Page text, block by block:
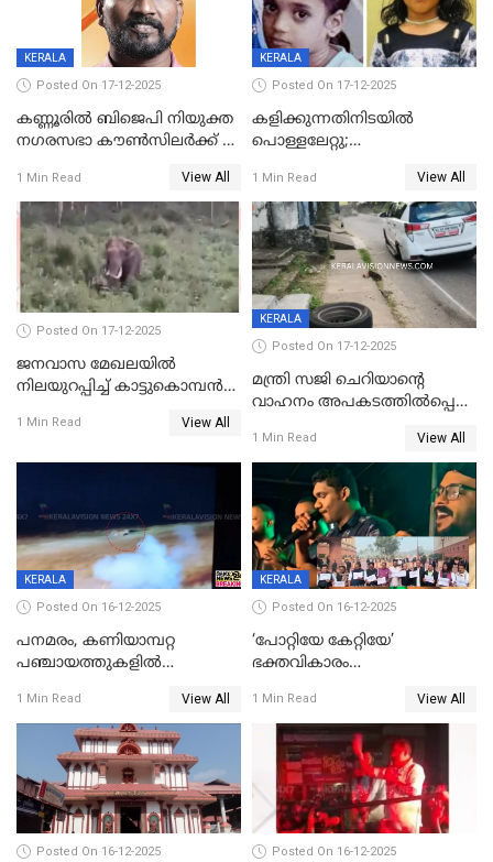
KERALA
Posted On 17-12-2025
കണ്ണൂരിൽ ബിജെപി നിയുക്ത
നഗരസഭാ കൗൺസിലർക്ക് 36
1 Min Read View All
KERALA
Posted On 17-12-2025
കളിക്കുന്നതിനിടയിൽ
പൊള്ളലേറ്റു;
ക്ലാസ് വിദ്യാർത്ഥിനി മരിച്ചു
1 Min Read View All
Posted On 17-12-2025
ജനവാസ മേഖലയില്‍
നിലയുറപ്പിച്ച് കാട്ടുകൊമ്പന്‍
1 Min Read View All
KERALA
Posted On 17-12-2025
മന്ത്രി സജി ചെറിയാന്റെ
വാഹനം അപകടത്തിൽപ്പെട്ടു;
രക്ഷപ്പെട്ടത് തലനാരിടയ്ക്ക്
1 Min Read View All
KERALA
Posted On 16-12-2025
പനമരം, കണിയാമ്പറ്റ
പഞ്ചായത്തുകളിൽ
സ്ഥാപനങ്ങൾക്ക് അവധി
1 Min Read View All
KERALA
Posted On 16-12-2025
‘പോറ്റിയേ കേറ്റിയേ’
ഭക്തവികാരം
ഡിജിപിക്ക് പരാതി; ശക്തമായ
നടപടി വേണമെന്നു
സിപിഐഎമ്മും
1 Min Read View All
Posted On 16-12-2025 Posted On 16-12-2025